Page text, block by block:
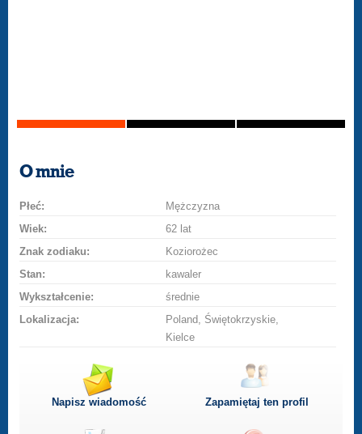
O mnie
Płeć:
Mężczyzna
Wiek:
62 lat
Znak zodiaku:
Koziorożec
Stan:
kawaler
Wykształcenie:
średnie
Lokalizacja:
Poland, Świętokrzyskie,
Kielce
Napisz wiadomość Zapamiętaj ten profil